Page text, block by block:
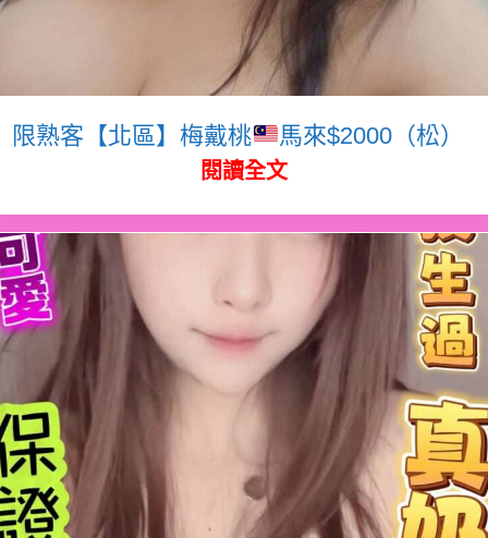
限熟客【北區】梅戴桃 馬來$2000（松）
閱讀全文